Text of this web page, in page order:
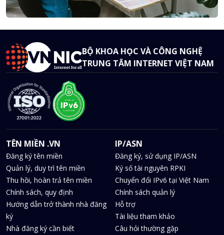
BỘ KHOA HỌC VÀ CÔNG NGHỆ
TRUNG TÂM INTERNET VIỆT NAM
TÊN MIỀN .VN
Đăng ký tên miền
Quản lý, duy trì tên miền
Thu hồi, hoàn trả tên miền
Chính sách, quy định
Hướng dẫn trở thành nhà đăng
ký
Nhà đăng ký cần biết
IP/ASN
Đăng ký, sử dụng IP/ASN
Ký số tài nguyên RPKI
Chuyển đổi IPv6 tại Việt Nam
Chính sách quản lý
Hỗ trợ
Tài liệu tham khảo
Câu hỏi thường gặp